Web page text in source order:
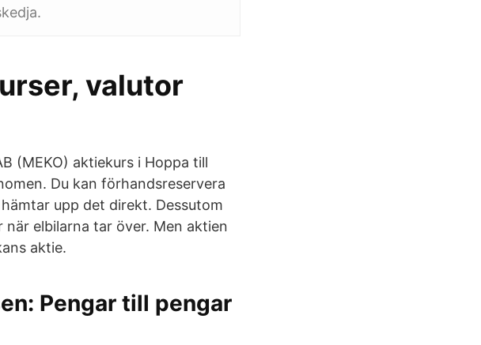
valutor
(MEKO) aktiekurs i Hoppa till
Du kan förhandsreservera
upp det direkt. Dessutom
elbilarna tar över. Men aktien
aktie.
Pengar till pengar